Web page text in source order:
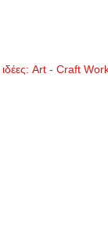
ιδέες: Art - Craft